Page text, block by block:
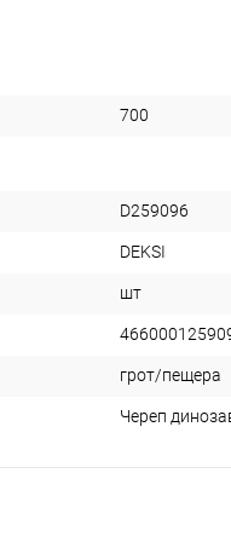
700
D259096
DEKSI
шт
грот/пещера
Череп